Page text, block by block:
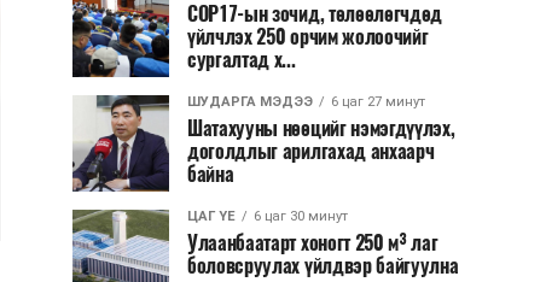
COP17-ын зочид, төлөөлөгчдөд
үйлчлэх 250 орчим жолоочийг
сургалтад х...
ШУДАРГА МЭДЭЭ 6 цаг 27 минут
Шатахууны нөөцийг нэмэгдүүлэх,
доголдлыг арилгахад анхаарч
байна
ЦАГ ҮЕ 6 цаг 30 минут
Улаанбаатарт хоногт 250 м³ лаг
боловсруулах үйлдвэр байгуулна